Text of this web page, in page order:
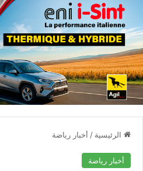
الرئيسية / أخبار رياضة
أخبار رياضة